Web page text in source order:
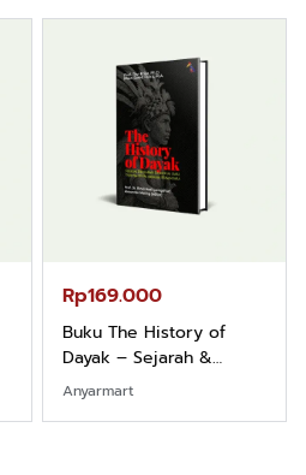
Rp169.000
Buku The History of
Dayak – Sejarah &
Identitas Borneo Asli
Anyarmart